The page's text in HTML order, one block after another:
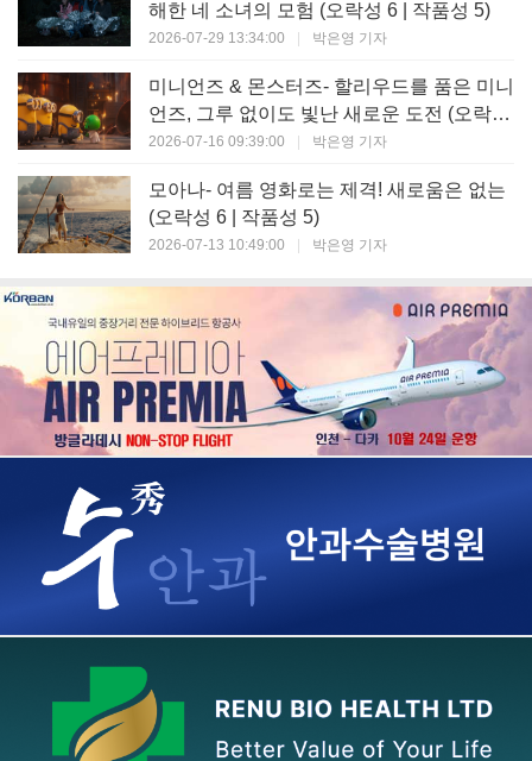
해한 네 소녀의 모험 (오락성 6 | 작품성 5)
2026-07-29 13:34:00 박은영 기자
미니언즈 & 몬스터즈- 할리우드를 품은 미니
언즈, 그루 없이도 빛난 새로운 도전 (오락성
7 | 작품성 6)
2026-07-16 09:39:00 박은영 기자
모아나- 여름 영화로는 제격! 새로움은 없는
(오락성 6 | 작품성 5)
2026-07-13 10:49:00 박은영 기자